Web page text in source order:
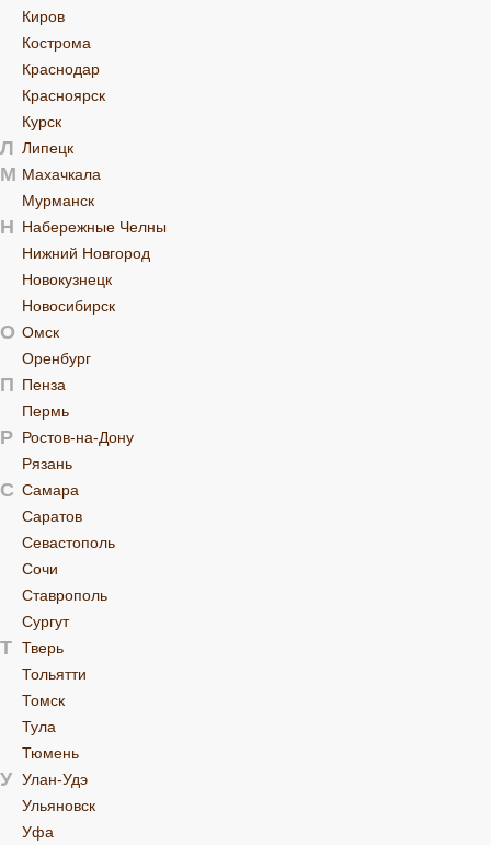
Киров
Кострома
Краснодар
Красноярск
Курск
Л Липецк
М Махачкала
Мурманск
Н Набережные Челны
Нижний Новгород
Новокузнецк
Новосибирск
О Омск
Оренбург
П Пенза
Пермь
Р Ростов-на-Дону
Рязань
С Самара
Саратов
Севастополь
Сочи
Ставрополь
Сургут
Т Тверь
Тольятти
Томск
Тула
Тюмень
У Улан-Удэ
Ульяновск
Уфа